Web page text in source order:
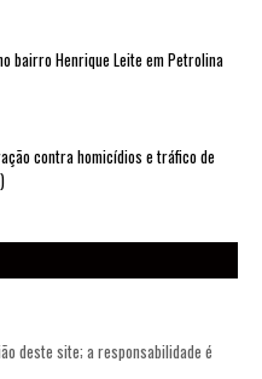
bairro Henrique Leite em Petrolina
contra homicídios e tráfico de
deste site; a responsabilidade é